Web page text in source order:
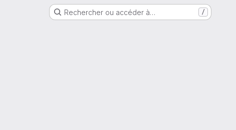
Rechercher ou accéder à… /